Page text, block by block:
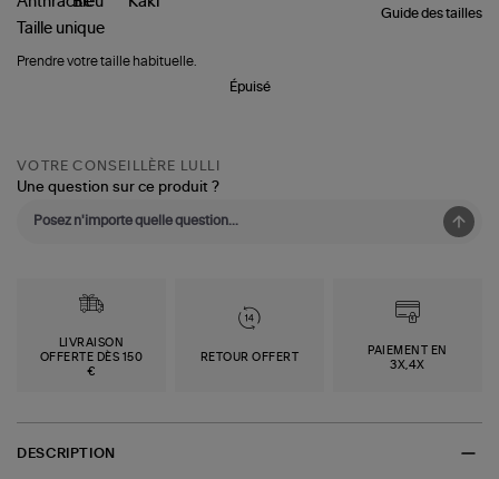
Guide des tailles
Taille unique
Prendre votre taille habituelle.
Épuisé
VOTRE CONSEILLÈRE LULLI
Une question sur ce produit ?
LIVRAISON
OFFERTE DÈS 150
€
RETOUR OFFERT
PAIEMENT EN
3X,4X
DESCRIPTION